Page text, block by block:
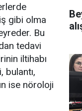
gibi olma
Bu
tedavi
iltihabı
ise nöroloji